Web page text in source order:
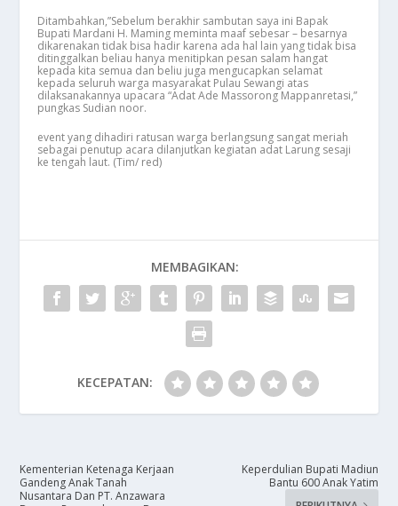
Ditambahkan,”Sebelum berakhir sambutan saya ini Bapak
Bupati Mardani H. Maming meminta maaf sebesar – besarnya
dikarenakan tidak bisa hadir karena ada hal lain yang tidak bisa
ditinggalkan beliau hanya menitipkan pesan salam hangat
kepada kita semua dan beliu juga mengucapkan selamat
kepada seluruh warga masyarakat Pulau Sewangi atas
dilaksanakannya upacara “Adat Ade Massorong Mappanretasi,”
pungkas Sudian noor.
event yang dihadiri ratusan warga berlangsung sangat meriah
sebagai penutup acara dilanjutkan kegiatan adat Larung sesaji
ke tengah laut. (Tim/ red)
MEMBAGIKAN:
KECEPATAN:
Kementerian Ketenaga Kerjaan
Gandeng Anak Tanah
Nusantara Dan PT. Anzawara
Keperdulian Bupati Madiun
Bantu 600 Anak Yatim